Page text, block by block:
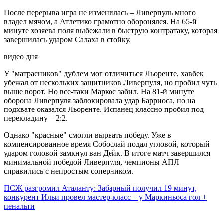
После перерыва игра не изменилась – Ливерпуль много
владел мячом, а Атлетико грамотно оборонялся. На 65-й
минуте хозяева поля выбежали в быструю контратаку, которая
завершилась ударом Салаха в стойку.
видео дня
У "матрасников" дублем мог отличиться Льоренте, хавбек
убежал от нескольких защитников Ливерпуля, но пробил чуть
выше ворот. Но все-таки Маркос забил. На 81-й минуте
оборона Ливерпуля заблокировала удар Барриоса, но на
подхвате оказался Льоренте. Испанец классно пробил под
перекладину – 2:2.
Однако "красные" смогли вырвать победу. Уже в
компенсированное время Собослай подал угловой, который
ударом головой замкнул ван Дейк. В итоге матч завершился
минимальной победой Ливерпуля, чемпионы АПЛ
справились с непростым соперником.
ПСЖ разгромил Аталанту: Забарный получил 19 минут,
конкурент Ильи провел мастер-класс – у Маркиньоса гол +
пенальти